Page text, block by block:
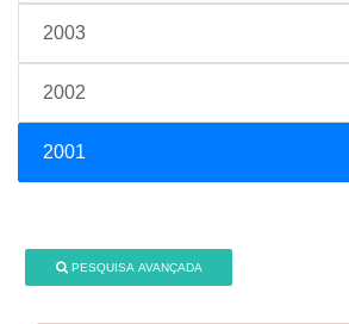
2003
2002
2001
PESQUISA AVANÇADA